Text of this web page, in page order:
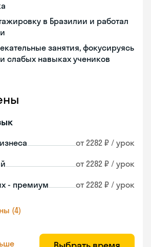
в Бразилии и работал
занятия, фокусируясь
слабых навыках учеников
от 2282 ₽ / урок
от 2282 ₽ / урок
- премиум от 2282 ₽ / урок
(4)